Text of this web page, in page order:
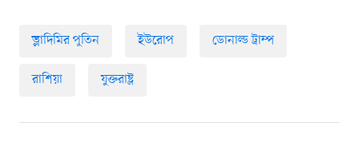
ভ্লাদিমির পুতিন ইউরোপ ডোনাল্ড ট্রাম্প
রাশিয়া যুক্তরাষ্ট্র